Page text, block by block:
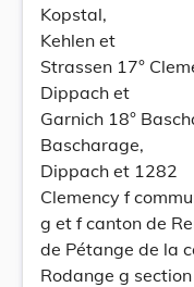
Kopstal,
Kehlen et
Strassen 17°
Dippach et
Garnich 18°
Bascharage,
Dippach et 1282
Clemency f
g et f canton de
de Pétange de la
Rodange g